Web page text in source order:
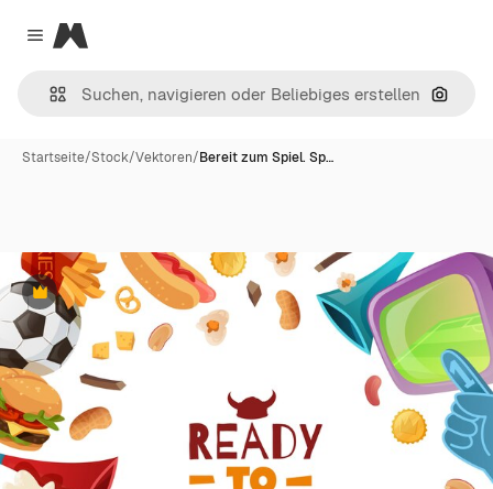
Close menu
Magnific
Nach
Startseite/Stock/Vektoren/Bereit zum Spiel. Sp…
Premium